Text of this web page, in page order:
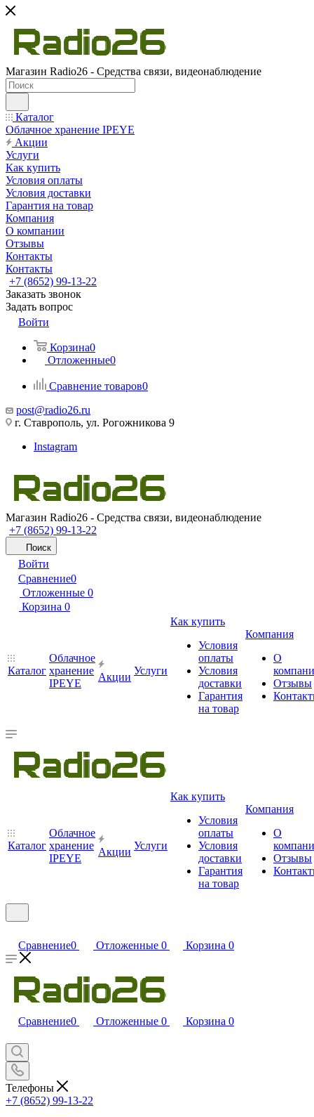
Магазин Radio26 - Средства связи, видеонаблюдение
Каталог
Облачное хранение IPEYE
Акции
Услуги
Как купить
Условия оплаты
Условия доставки
Гарантия на товар
Компания
О компании
Отзывы
Контакты
Контакты
+7 (8652) 99-13-22
Заказать звонок
Задать вопрос
Войти
Корзина0
Отложенные0
Сравнение товаров0
post@radio26.ru
г. Ставрополь, ул. Рогожникова 9
Instagram
Магазин Radio26 - Средства связи, видеонаблюдение
+7 (8652) 99-13-22
Поиск
Войти
Сравнение0
Отложенные 0
Корзина 0
Каталог
Облачное
хранение
IPEYE
Акции
Услуги
Как купить
Условия
оплаты
Условия
доставки
Гарантия
на товар
Компания
О
Отзывы
Каталог
Облачное
хранение
IPEYE
Акции
Услуги
Как купить
Условия
оплаты
Условия
доставки
Гарантия
на товар
Компания
О
Отзывы
Сравнение0 Отложенные 0 Корзина 0
Сравнение0 Отложенные 0 Корзина 0
Телефоны
+7 (8652) 99-13-22